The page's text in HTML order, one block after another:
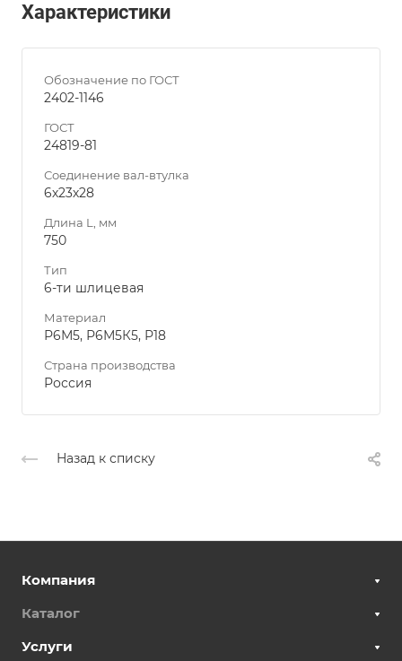
Характеристики
Обозначение по ГОСТ
2402-1146
ГОСТ
24819-81
Соединение вал-втулка
6х23х28
Длина L, мм
750
Тип
6-ти шлицевая
Материал
Р6М5, Р6М5К5, Р18
Страна производства
Россия
Назад к списку
Компания
Каталог
Услуги